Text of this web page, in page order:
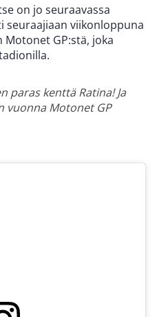
on jo seuraavassa
seuraajiaan viikonloppuna
GP:stä, joka
paras kenttä Ratina! Ja
vuonna Motonet GP